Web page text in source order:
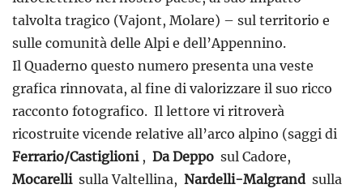
talvolta tragico (Vajont, Molare) – sul territorio e
sulle comunità delle Alpi e dell’Appennino.
Il Quaderno questo numero presenta una veste
grafica rinnovata, al fine di valorizzare il suo ricco
racconto fotografico. Il lettore vi ritroverà
ricostruite vicende relative all’arco alpino (saggi di
Ferrario/Castiglioni, Da Deppo sul Cadore,
Mocarellisulla Valtellina, Nardelli-Malgrand sulla